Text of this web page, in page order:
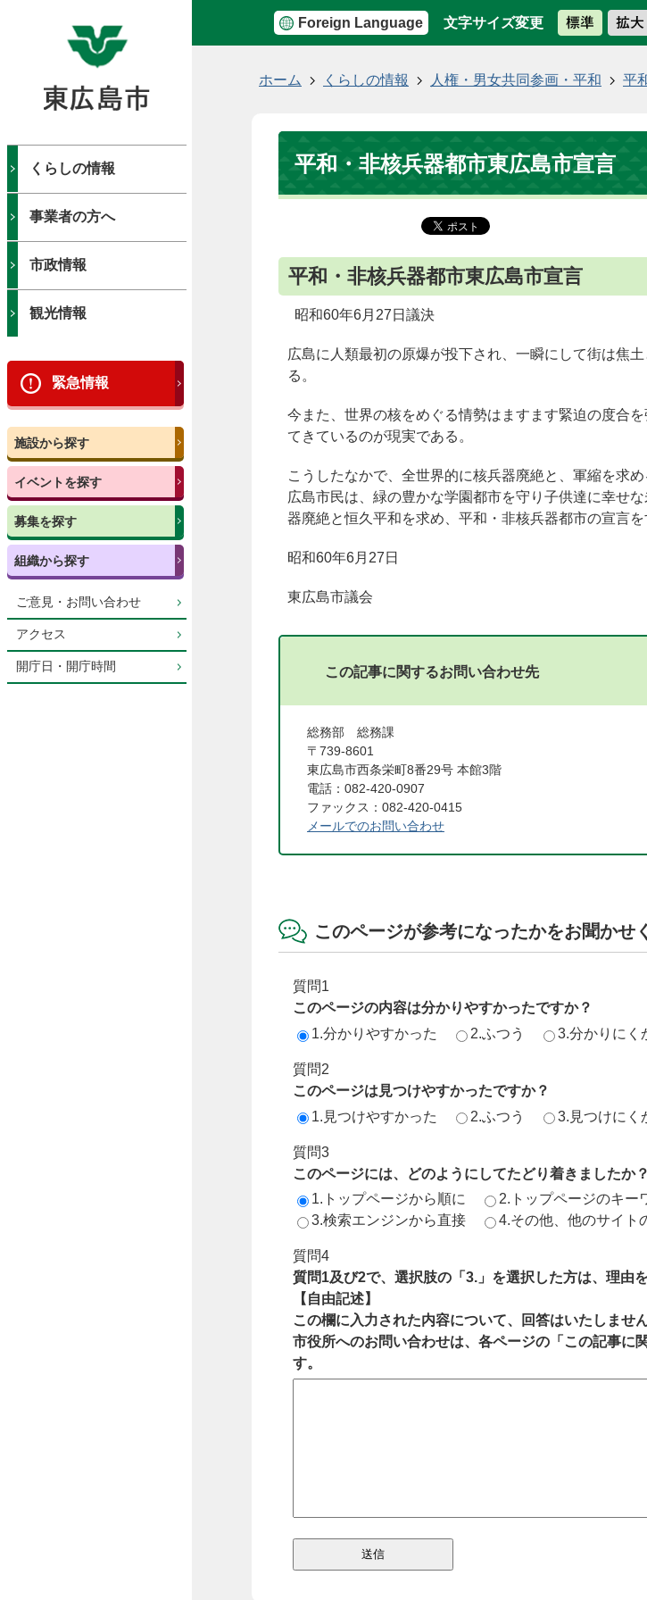
Foreign Language 文字サイズ変更
くらしの情報
事業者の方へ
市政情報
観光情報
緊急情報
施設から探す
イベントを探す
募集を探す
組織から探す
ご意見・お問い合わせ
アクセス
開庁日・開庁時間
ホーム くらしの情報 人権・男女共同参画・平和 平
平和・非核兵器都市東広島市宣言
平和・非核兵器都市東広島市宣言
昭和60年6月27日議決
広島に人類最初の原爆が投下され、一瞬にして街は焦
る。
今また、世界の核をめぐる情勢はますます緊迫の度合
てきているのが現実である。
こうしたなかで、全世界的に核兵器廃絶と、軍縮を求
広島市民は、緑の豊かな学園都市を守り子供達に幸せ
器廃絶と恒久平和を求め、平和・非核兵器都市の宣言を
昭和60年6月27日
東広島市議会
この記事に関するお問い合わせ先
総務部 総務課
〒739-8601
東広島市西条栄町8番29号 本館3階
電話：082-420-0907
ファックス：082-420-0415
メールでのお問い合わせ
このページが参考になったかをお聞かせ
質問1
このページの内容は分かりやすかったですか？
1.分かりやすかった
2.ふつう 3.分かりにく
質問2
このページは見つけやすかったですか？
1.見つけやすかった
2.ふつう 3.見つけにく
質問3
このページには、どのようにしてたどり着きましたか？
1.トップページから順に
2.トップページのキー
3.検索エンジンから直接
4.その他、他のサイト
質問4
質問1及び2で、選択肢の「3.」を選択した方は、理由
【自由記述】
この欄に入力された内容について、回答はいたしませ
市役所へのお問い合わせは、各ページの「この記事に
す。